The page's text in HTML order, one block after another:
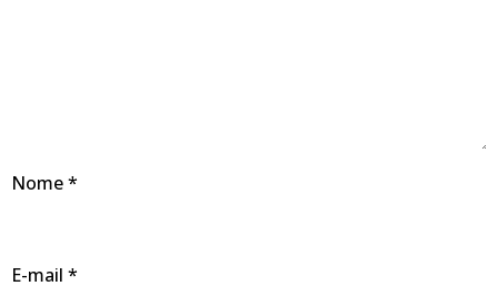
Nome*
E-mail *